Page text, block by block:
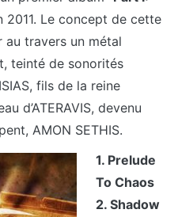
2011. Le concept de cette
au travers un métal
teinté de sonorités
fils de la reine
d’ATERAVIS, devenu
AMON SETHIS.
1. Prelude
To Chaos
2. Shadow